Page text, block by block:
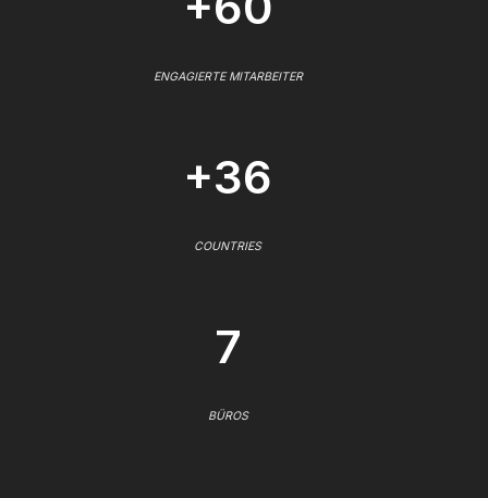
ENGAGIERTE MITARBEITER
+36
COUNTRIES
7
BÜROS